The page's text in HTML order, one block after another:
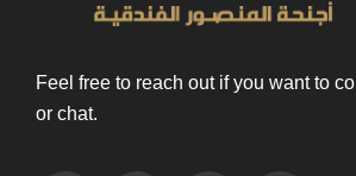
Feel free to reach out if you want to
or chat.